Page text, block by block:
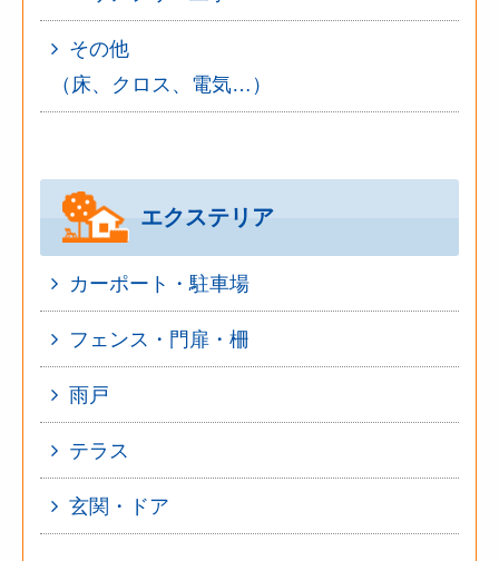
その他
（床、クロス、電気…）
エクステリア
カーポート・駐車場
フェンス・門扉・柵
雨戸
テラス
玄関・ドア